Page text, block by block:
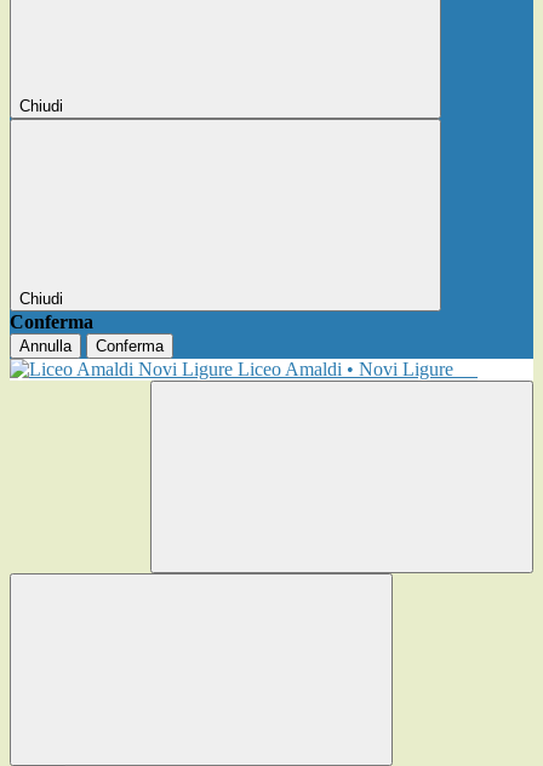
Chiudi
Chiudi
Conferma
Annulla Conferma
Liceo Amaldi • Novi Ligure